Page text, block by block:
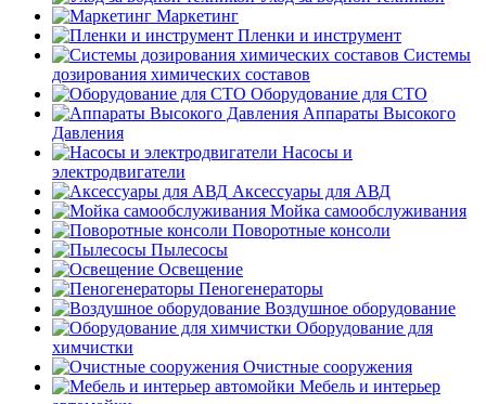
Маркетинг
Пленки и инструмент
Системы
дозирования химических составов
Оборудование для СТО
Аппараты Высокого
Давления
Насосы и
электродвигатели
Аксессуары для АВД
Мойка самообслуживания
Поворотные консоли
Пылесосы
Освещение
Пеногенераторы
Воздушное оборудование
Оборудование для
химчистки
Очистные сооружения
Мебель и интерьер